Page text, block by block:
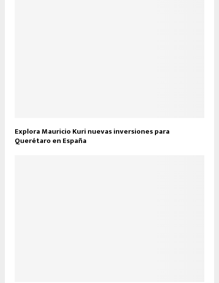
Explora Mauricio Kuri nuevas inversiones para
Querétaro en España